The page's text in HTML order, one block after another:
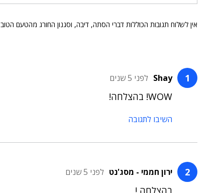
אין לשלוח תגובות הכוללות דברי הסתה, דיבה, וסגנון החורג מהטעם הטוב
Shay לפני 5 שנים
WOW! בהצלחה!
השיבו לתגובה
ירון חממי - מסג'נט לפני 5 שנים